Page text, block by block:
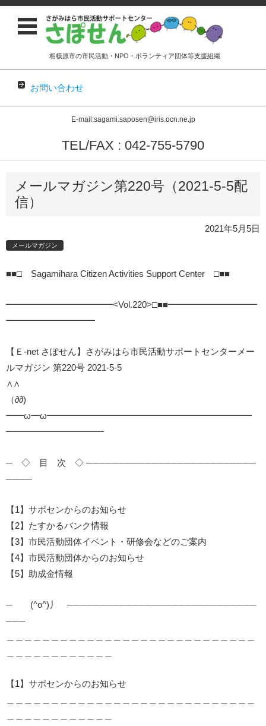
相模原市の市民活動・NPO・ボランティア団体等支援組織
お問い合わせ
E-mail:sagami.saposen@iris.ocn.ne.jp
TEL/FAX : 042-755-5790
コンテンツに移動
メールマガジン第220号（2021-5-5配
信）
2021年5月5日
メールマガジン
■■□ Sagamihara Citizen Activities Support Center □■■
━━━━━━━━━━━━<Vol.220>□■■━━━━━━━━━━
━━━━━━━━━━
【Ｅ-net さぽせん】さがみはら市民活動サポートセンターメー
ルマガジン 第220号 2021-5-5
∧∧
（∂∂)
━━ω━ω━━━━━━━━━━━━━━━━━━━━━━━
━━━━━━━━━━━
─ ◇ 目 次 ◇ ──────────────────────────
────
【1】サポセンからのお知らせ
【2】たすかるバンク情報
【3】市民活動団体イベント・研修会などのご案内
【4】市民活動団体からのお知らせ
【5】助成金情報
─ (^o^)丿 ─────────────────────────────
───
【1】サポセンからのお知らせ